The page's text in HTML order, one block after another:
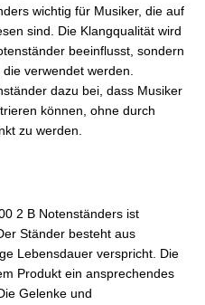
wichtig für Musiker, die auf
sind. Die Klangqualität wird
beeinflusst, sondern
verwendet werden.
dazu bei, dass Musiker
können, ohne durch
zu werden.
2 B Notenständers ist
Ständer besteht aus
Lebensdauer verspricht. Die
Produkt ein ansprechendes
Gelenke und